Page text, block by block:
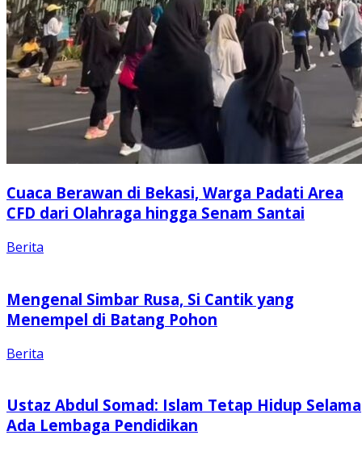
Cuaca Berawan di Bekasi, Warga Padati Area
CFD dari Olahraga hingga Senam Santai
Berita
Mengenal Simbar Rusa, Si Cantik yang
Menempel di Batang Pohon
Berita
Ustaz Abdul Somad: Islam Tetap Hidup Selama
Ada Lembaga Pendidikan